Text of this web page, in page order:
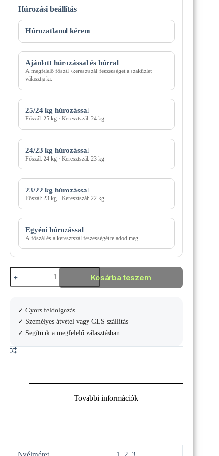
Húrozási beállítás
Húrozási
módHúrozatlanul kérem
Ajánlott húrozással és húrral
A megfelelő főszál-/keresztszál-feszességet a szaküzlet
választja ki.
25/24 kg húrozással
Főszál: 25 kg · Keresztszál: 24 kg
24/23 kg húrozással
Főszál: 24 kg · Keresztszál: 23 kg
23/22 kg húrozással
Főszál: 23 kg · Keresztszál: 22 kg
Egyéni húrozással
A főszál és a keresztszál feszességét te adod meg.
HEAD
SPEED
MP
mennyiség
Kosárba teszem
✓ Gyors feldolgozás
✓ Személyes átvétel vagy GLS szállítás
✓ Segítünk a megfelelő választásban
További információk
Nyélméret 1, 2, 3